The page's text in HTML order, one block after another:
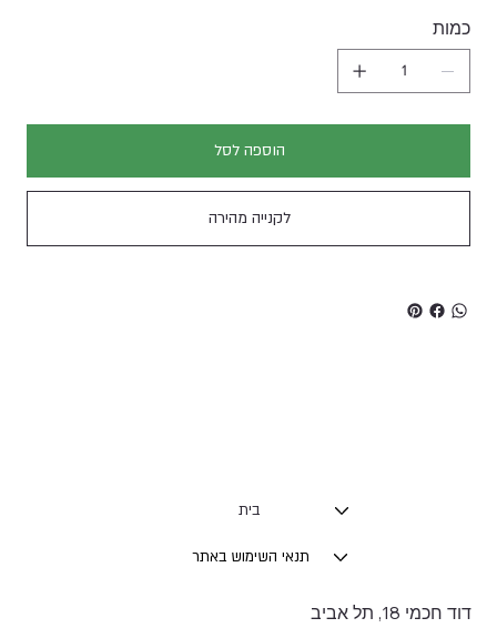
כמות
הוספה לסל
לקנייה מהירה
בית
תנאי השימוש באתר
דוד חכמי 18, תל אביב